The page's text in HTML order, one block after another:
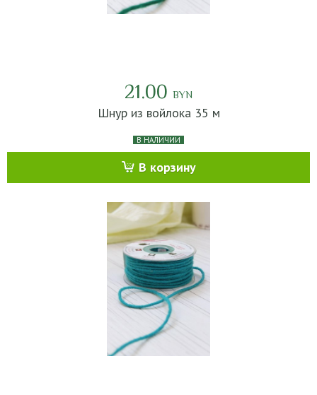
21.00 BYN
Шнур из войлока 35 м
В НАЛИЧИИ
В корзину